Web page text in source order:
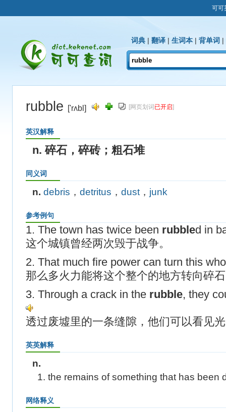
可可
词典 | 翻译 | 生词本 | 背单词 |
rubble ['rʌbl] [网页划词 已开启]
英汉解释
n. 碎石，碎砖；粗石堆
同义词
n. debris ， detritus ， dust ， junk
参考例句
1. The town has twice been rubbled in
这个城镇曾经两次毁于战争。
2. That much fire power can turn this
那么多火力能将这个整个的地方转向碎
3. Through a crack in the rubble, they
透过废墟里的一条缝隙，他们可以看见
英英解释
n.
1. the remains of something that has been
网络释义